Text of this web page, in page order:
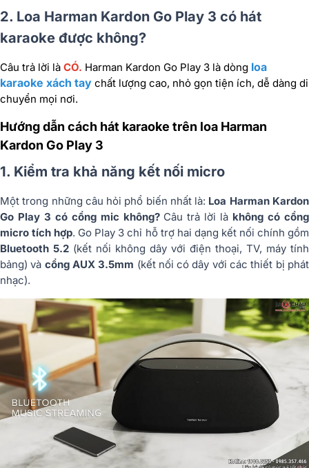
2. Loa Harman Kardon Go Play 3 có hát
karaoke được không?
Câu trả lời là CÓ. Harman Kardon Go Play 3 là dòng loa
karaoke xách tay chất lượng cao, nhỏ gọn tiện ích, dễ dàng di
chuyển mọi nơi.
Hướng dẫn cách hát karaoke trên loa Harman
Kardon Go Play 3
1. Kiểm tra khả năng kết nối micro
Một trong những câu hỏi phổ biến nhất là: Loa Harman Kardon
Go Play 3 có cổng mic không? Câu trả lời là không có cổng
micro tích hợp. Go Play 3 chỉ hỗ trợ hai dạng kết nối chính gồm
Bluetooth 5.2 (kết nối không dây với điện thoại, TV, máy tính
bảng) và cổng AUX 3.5mm (kết nối có dây với các thiết bị phát
nhạc).